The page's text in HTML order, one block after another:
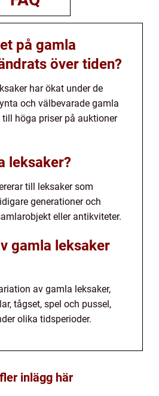
på gamla
över tiden?
har ökat under de
och välbevarade gamla
höga priser på auktioner
leksaker?
till leksaker som
generationer och
eller antikviteter.
gamla leksaker
av gamla leksaker,
tågset, spel och pussel,
olika tidsperioder.
inlägg här